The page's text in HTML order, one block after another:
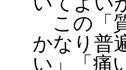
この「
かなり普
い」「痛